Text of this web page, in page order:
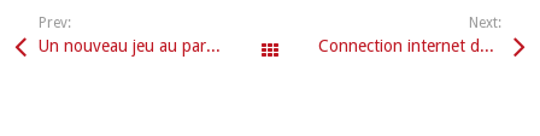
Prev:
Un nouveau jeu au parc des chênes Tous les articles
Next:
Connection internet de la commune – Point d’étape 3